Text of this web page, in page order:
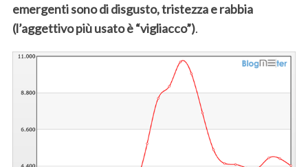
emergenti sono di disgusto, tristezza e rabbia
(l’aggettivo più usato è “vigliacco”).